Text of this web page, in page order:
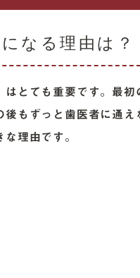
なる理由は？
とても重要です。最初
もずっと歯医者に通え
理由です。